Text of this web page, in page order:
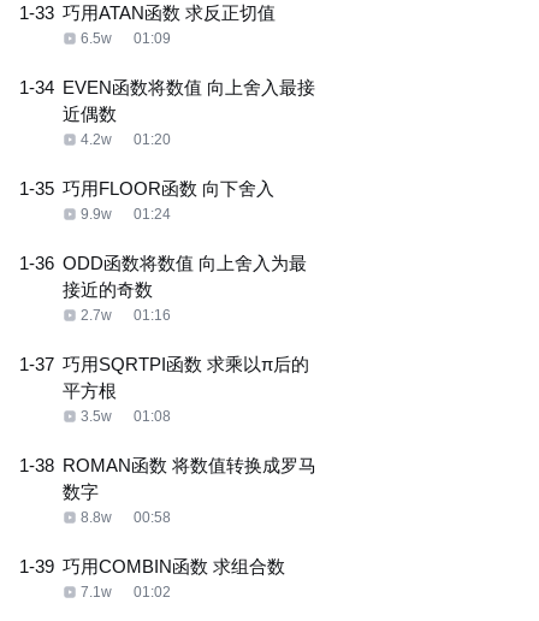
1-33 巧用ATAN函数 求反正切值
6.5w 01:09
1-34 EVEN函数将数值 向上舍入最接
近偶数
4.2w 01:20
1-35 巧用FLOOR函数 向下舍入
9.9w 01:24
1-36 ODD函数将数值 向上舍入为最
接近的奇数
2.7w 01:16
1-37 巧用SQRTPI函数 求乘以π后的
平方根
3.5w 01:08
1-38 ROMAN函数 将数值转换成罗马
数字
8.8w 00:58
1-39 巧用COMBIN函数 求组合数
7.1w 01:02